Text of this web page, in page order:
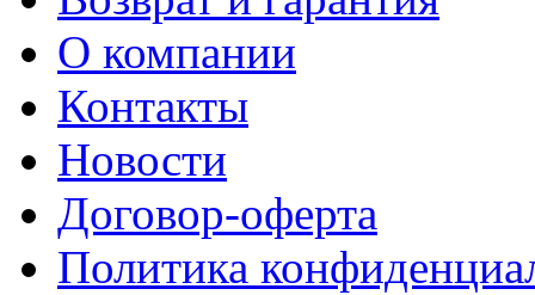
О компании
Контакты
Новости
Договор-оферта
Политика